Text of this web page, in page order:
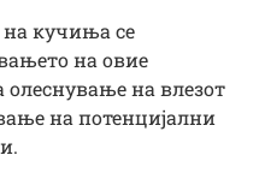
кучиња се
на овие
олеснување на влезот
на потенцијални